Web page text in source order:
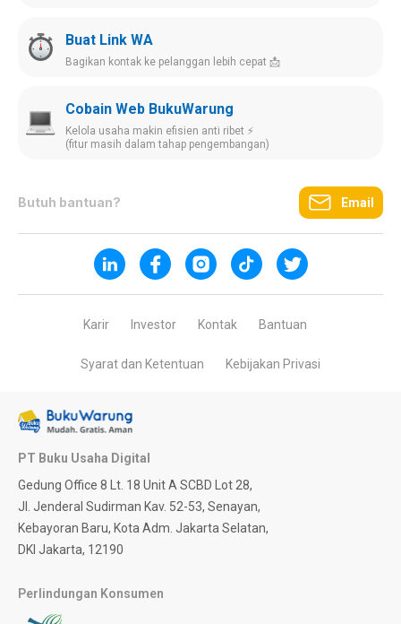
Buat Link WA
Bagikan kontak ke pelanggan lebih cepat 📩
Cobain Web BukuWarung
Kelola usaha makin efisien anti ribet ⚡️
(fitur masih dalam tahap pengembangan)
Butuh bantuan? Email
Karir Investor Kontak Bantuan
Syarat dan Ketentuan Kebijakan Privasi
PT Buku Usaha Digital
Gedung Office 8 Lt. 18 Unit A SCBD Lot 28,
Jl. Jenderal Sudirman Kav. 52-53, Senayan,
Kebayoran Baru, Kota Adm. Jakarta Selatan,
DKI Jakarta, 12190
Perlindungan Konsumen